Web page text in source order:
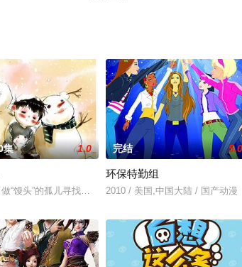
。然而兔子饱受鹰酱、大熊的孤立，不得已和单纯的河
集 1.0
“馒头”的孤儿寻找幸福的故事。天真善良的“馒头”，表面
完结 5.0
环保特勤组
2010 / 美国,中国大陆 / 国产动漫